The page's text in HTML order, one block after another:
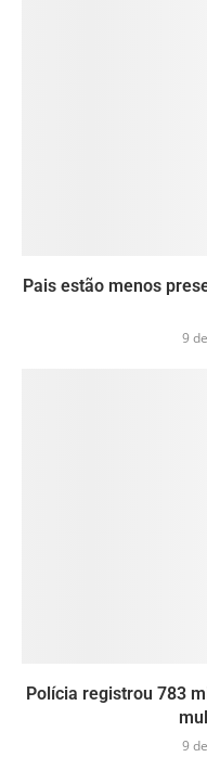
Pais estão menos
9
Polícia registrou 783
9